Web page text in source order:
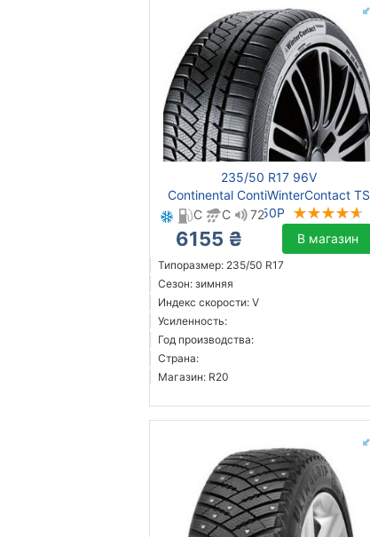
235/50 R17 96V
Continental ContiWinterContact TS
850P
C C 72
6155 ₴ В магазин
Типоразмер: 235/50 R17
Сезон: зимняя
Индекс скорости: V
Усиленность:
Год производства:
Страна:
Магазин: R20